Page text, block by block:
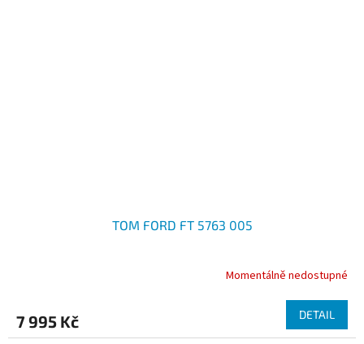
TOM FORD FT 5763 005
Momentálně nedostupné
7 995 Kč DETAIL